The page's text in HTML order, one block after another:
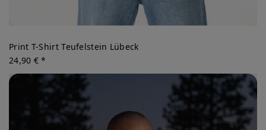
Print T-Shirt Teufelstein Lübeck
24,90 € *